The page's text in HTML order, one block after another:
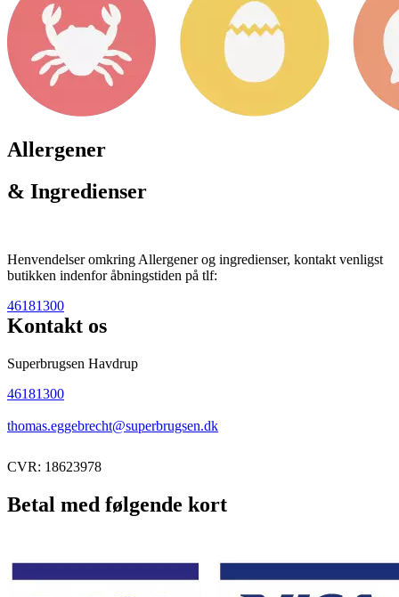
Allergener
& Ingredienser
Henvendelser omkring Allergener og ingredienser, kontakt venligst
butikken indenfor åbningstiden på tlf:
46181300
Kontakt os
Superbrugsen Havdrup
46181300
thomas.eggebrecht@superbrugsen.dk
CVR: 18623978
Betal med følgende kort